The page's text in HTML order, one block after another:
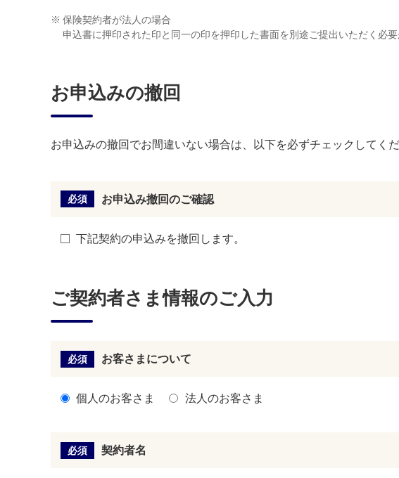
※ 保険契約者が法人の場合
申込書に押印された印と同一の印を押印した書面を別途ご提出いただく必
お申込みの撤回
お申込みの撤回でお間違いない場合は、以下を必ずチェックしてくだ
必須 お申込み撤回のご確認
下記契約の申込みを撤回します。
ご契約者さま情報のご入力
必須 お客さまについて
個人のお客さま 法人のお客さま
必須 契約者名